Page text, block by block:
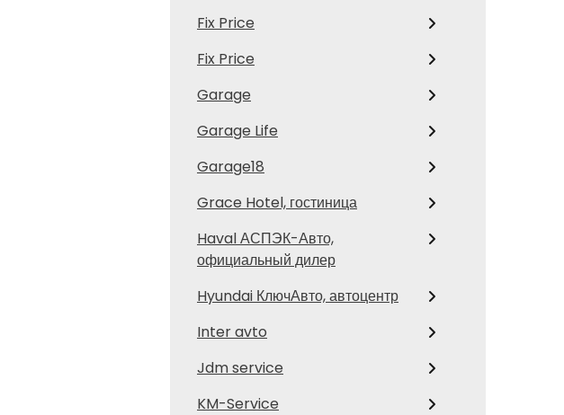
Fix Price
Fix Price
Garage
Garage Life
Garage18
Grace Hotel, гостиница
Haval АСПЭК-Авто,
официальный дилер
Hyundai КлючАвто, автоцентр
Inter avto
Jdm service
KM-Service